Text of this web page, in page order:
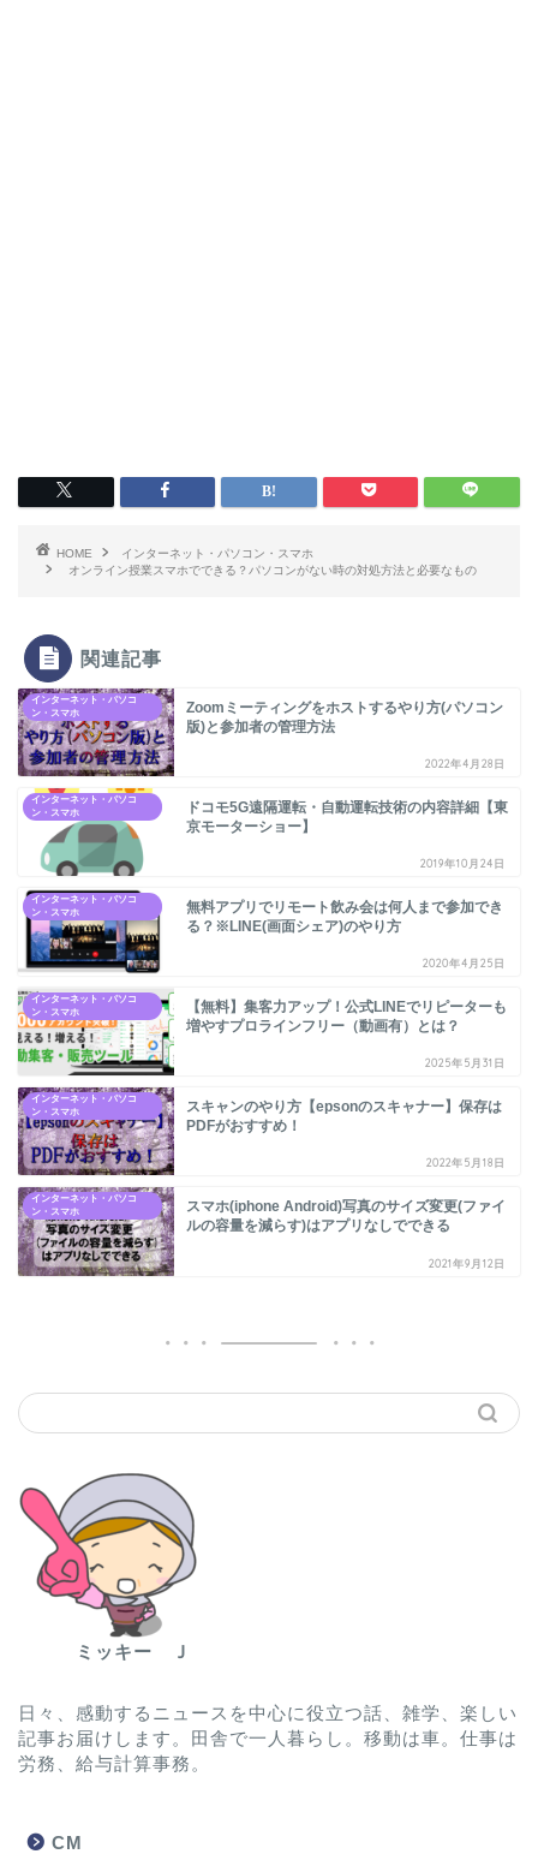
HOME
インターネット・パソコン・スマホ
オンライン授業スマホでできる？パソコンがない時の対処方法と必要なもの
関連記事
インターネット・パソコ
ン・スマホ
Zoomミーティングをホストするやり方(パソコン
版)と参加者の管理方法
2022年4月28日
インターネット・パソコ
ン・スマホ
ドコモ5G遠隔運転・自動運転技術の内容詳細【東
京モーターショー】
2019年10月24日
インターネット・パソコ
ン・スマホ
無料アプリでリモート飲み会は何人まで参加でき
る？※LINE(画面シェア)のやり方
2020年4月25日
インターネット・パソコ
ン・スマホ
【無料】集客力アップ！公式LINEでリピーターも
増やすプロラインフリー（動画有）とは？
2025年5月31日
インターネット・パソコ
ン・スマホ
スキャンのやり方【epsonのスキャナー】保存は
PDFがおすすめ！
2022年5月18日
インターネット・パソコ
ン・スマホ
スマホ(iphone Android)写真のサイズ変更(ファイ
ルの容量を減らす)はアプリなしでできる
2021年9月12日
ミッキー Ｊ
日々、感動するニュースを中心に役立つ話、雑学、楽しい
記事お届けします。田舎で一人暮らし。移動は車。仕事は
労務、給与計算事務。
CM